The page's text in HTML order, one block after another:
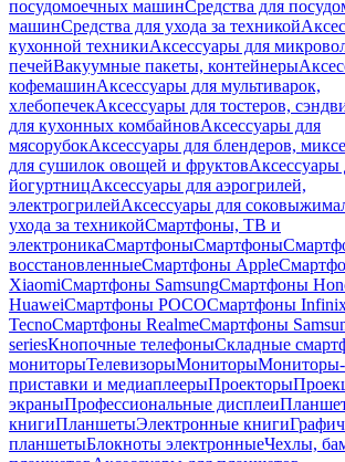
посудомоечных машинСредства для
машинСредства для ухода за техникой
кухонной техникиАксессуары для
печейВакуумные пакеты, контейнеры
кофемашинАксессуары для мультиварок,
хлебопечекАксессуары для тостеров,
для кухонных комбайновАксессуары для
мясорубокАксессуары для блендеров,
для сушилок овощей и фруктовАксессуары
йогуртницАксессуары для аэрогрилей,
электрогрилейАксессуары для
ухода за техникойСмартфоны, ТВ и
электроникаСмартфоныСмартфоны
восстановленныеСмартфоны Apple
XiaomiСмартфоны SamsungСмартфоны
HuaweiСмартфоны POCOСмартфоны
TecnoСмартфоны RealmeСмартфоны
seriesКнопочные телефоныСкладные
мониторыТелевизорыМониторыМониторы-
приставки и медиаплеерыПроекторы
экраныПрофессиональные дисплеи
книгиПланшетыЭлектронные книги
планшетыБлокноты электронныеЧехлы,